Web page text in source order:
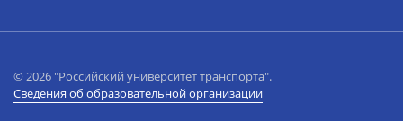
© 2026 "Российский университет транспорта".
Сведения об образовательной организации